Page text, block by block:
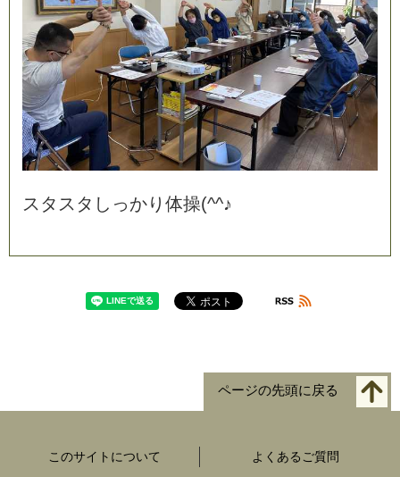
ス タ ス タ し っかり 体操(^^♪
ページの先頭に戻る
このサイトについて よくあるご質問